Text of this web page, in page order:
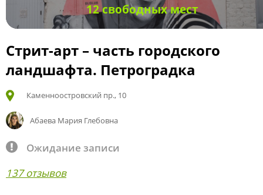
12 свободных мест
Стрит-арт – часть городского
ландшафта. Петроградка
Каменноостровский пр., 10
Абаева Мария Глебовна
Ожидание записи
137 отзывов